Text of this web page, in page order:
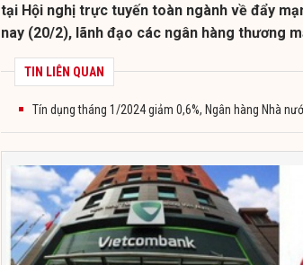
tại Hội nghị trực tuyến toàn ngành về đẩy
nay (20/2), lãnh đạo các ngân hàng thương
TIN LIÊN QUAN
Tín dụng tháng 1/2024 giảm 0,6%, Ngân hàng Nhà